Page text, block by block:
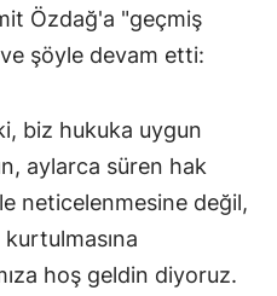
Özdağ'a "geçmiş
şöyle devam etti:
biz hukuka uygun
aylarca süren hak
neticelenmesine değil,
kurtulmasına
hoş geldin diyoruz.